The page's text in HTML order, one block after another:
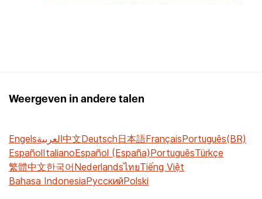
Weergeven in andere talen
Engelsالعربية中文Deutsch日本語FrançaisPortuguês(BR)
EspañolItalianoEspañol (España)PortuguêsTürkçe
繁體中文한국어NederlandsไทยTiếng Việt
Bahasa IndonesiaРусскийPolski